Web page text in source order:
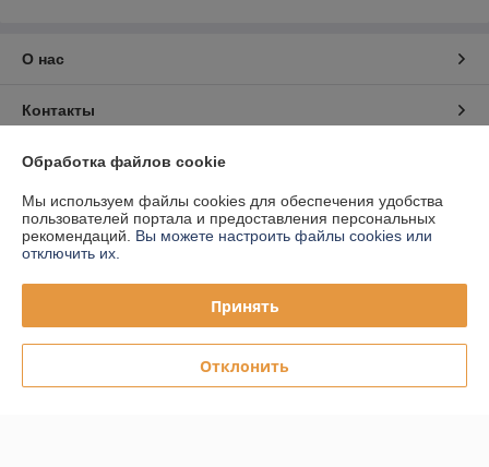
О нас
Контакты
Доставка и оплата
График работы
Полная версия сайта
Политика обработки cookies
Сайт создан на платформе Deal.by
Обработка файлов cookie
Мы используем файлы cookies для обеспечения удобства
пользователей портала и предоставления персональных
рекомендаций. Вы можете настроить файлы cookies или
отключить их.
Принять
Отклонить